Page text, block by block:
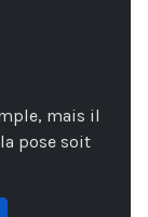
mais il
pose soit